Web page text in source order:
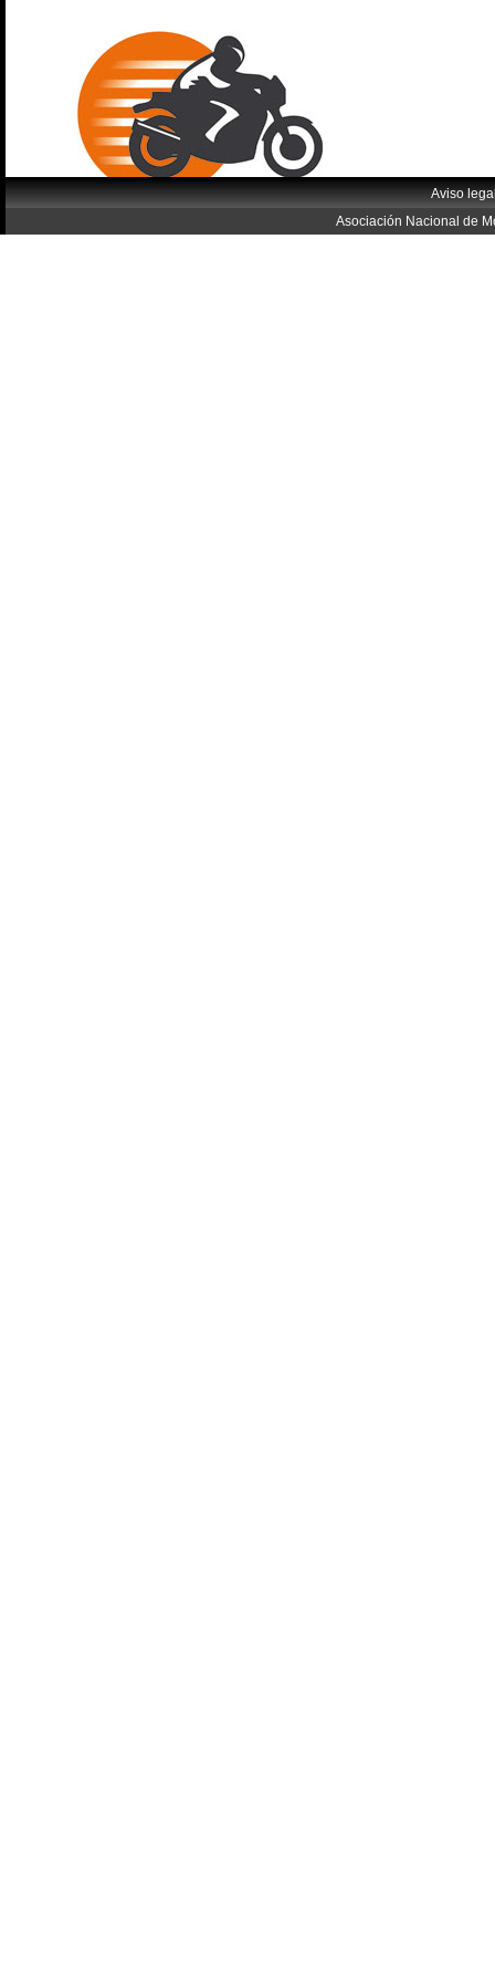
Aviso
Asociación Nacional de